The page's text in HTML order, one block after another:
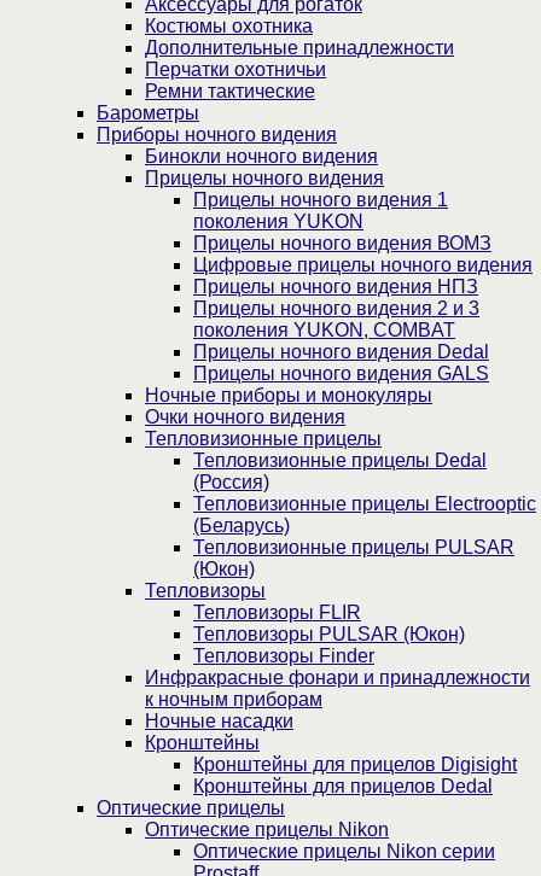
Аксессуары для рогаток
Костюмы охотника
Дополнительные принадлежности
Перчатки охотничьи
Ремни тактические
Барометры
Приборы ночного видения
Бинокли ночного видения
Прицелы ночного видения
Прицелы ночного видения 1
поколения YUKON
Прицелы ночного видения ВОМЗ
Цифровые прицелы ночного видения
Прицелы ночного видения НПЗ
Прицелы ночного видения 2 и 3
поколения YUKON, COMBAT
Прицелы ночного видения Dedal
Прицелы ночного видения GALS
Ночные приборы и монокуляры
Очки ночного видения
Тепловизионные прицелы
Тепловизионные прицелы Dedal
(Россия)
Тепловизионные прицелы Electrooptic
(Беларусь)
Тепловизионные прицелы PULSAR
(Юкон)
Тепловизоры
Тепловизоры FLIR
Тепловизоры PULSAR (Юкон)
Тепловизоры Finder
Инфракрасные фонари и принадлежности
к ночным приборам
Ночные насадки
Кронштейны
Кронштейны для прицелов Digisight
Кронштейны для прицелов Dedal
Оптические прицелы
Оптические прицелы Nikon
Оптические прицелы Nikon серии